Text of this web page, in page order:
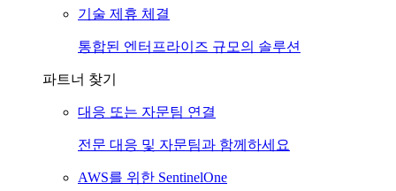
기술 제휴 체결
통합된 엔터프라이즈 규모의 솔루션
파트너 찾기
대응 또는 자문팀 연결
전문 대응 및 자문팀과 함께하세요
AWS를 위한 SentinelOne